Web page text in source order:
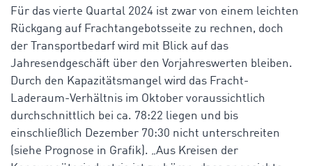
Für das vierte Quartal 2024 ist zwar von einem leichten
Rückgang auf Frachtangebotsseite zu rechnen, doch
der Transportbedarf wird mit Blick auf das
Jahresendgeschäft über den Vorjahreswerten bleiben.
Durch den Kapazitätsmangel wird das Fracht-
Laderaum-Verhältnis im Oktober voraussichtlich
durchschnittlich bei ca. 78:22 liegen und bis
einschließlich Dezember 70:30 nicht unterschreiten
(siehe Prognose in Grafik). „Aus Kreisen der